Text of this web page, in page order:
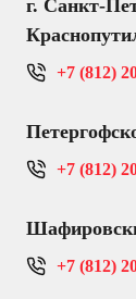
г. Санкт-
+7 (812)
+7 (812)
+7 (812)